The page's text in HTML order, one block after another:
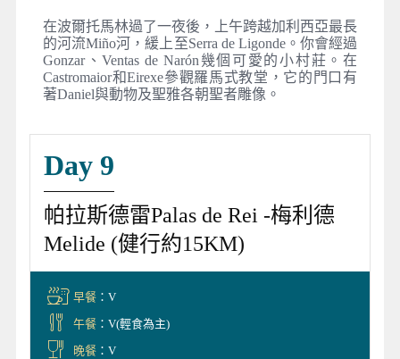
在波爾托馬林過了一夜後，上午跨越加利西亞最長
的河流Miño河，緩上至Serra de Ligonde。你會經過
Gonzar、Ventas de Narón幾個可愛的小村莊。在
Castromaior和Eirexe參觀羅馬式教堂，它的門口有
著Daniel與動物及聖雅各朝聖者雕像。
Day 9
帕拉斯德雷Palas de Rei -梅利德
Melide (健行約15KM)
早餐：V
午餐：V(輕食為主)
晚餐：V